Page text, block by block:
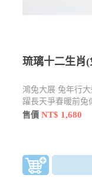
琉璃十二生肖(
鴻兔大展 兔年行
躍長天爭春暖前兔
兔躍
售價NT$ 1,680